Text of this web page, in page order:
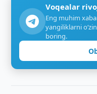
Voqealar
Eng muhim
yangiliklarni
boring.